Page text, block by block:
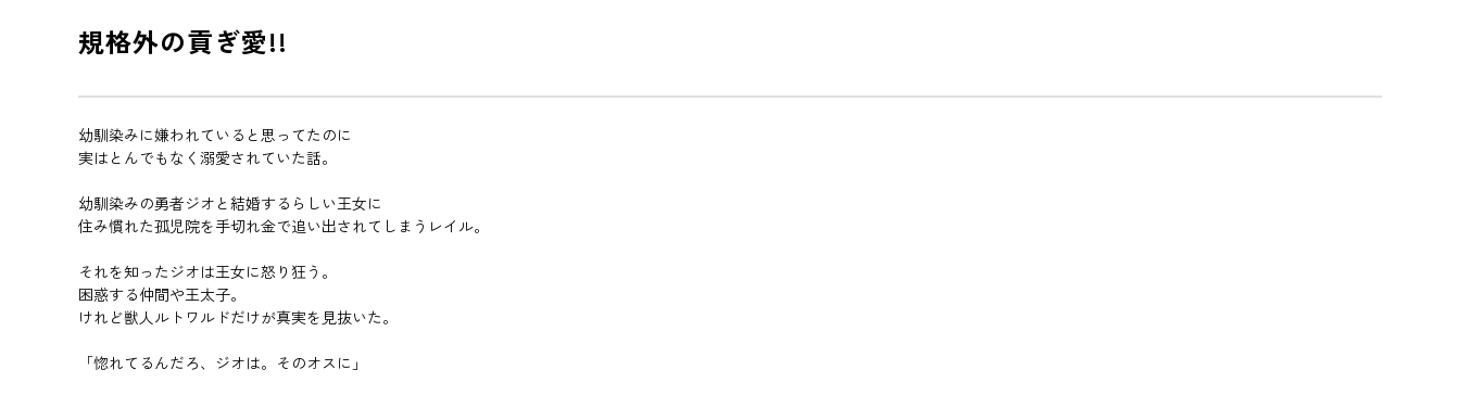
規格外の貢ぎ愛!!
幼馴染みに嫌われていると思ってたのに
実はとんでもなく溺愛されていた話。
幼馴染みの勇者ジオと結婚するらしい王女に
住み慣れた孤児院を手切れ金で追い出されてしまうレイル。
それを知ったジオは王女に怒り狂う。
困惑する仲間や王太子。
けれど獣人ルトワルドだけが真実を見抜いた。
「惚れてるんだろ、ジオは。そのオスに」